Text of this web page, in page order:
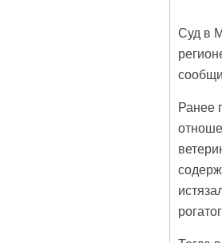
Суд в
Ранее